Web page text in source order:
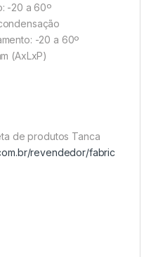
-20 a 60º
-20 a 60º
(AxLxP)
de produtos Tanca
revendedor/fabric